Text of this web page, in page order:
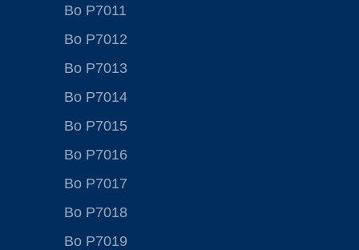
Bo P7011
Bo P7012
Bo P7013
Bo P7014
Bo P7015
Bo P7016
Bo P7017
Bo P7018
Bo P7019